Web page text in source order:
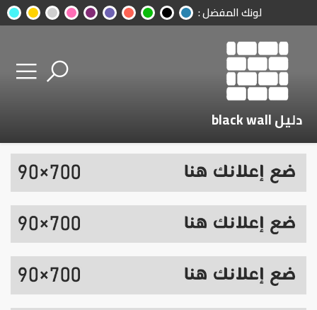
لونك المفضل :
دليل black wall